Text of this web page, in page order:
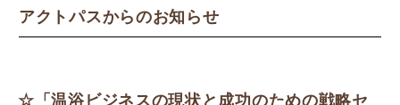
アクトパスからのお知らせ
☆「温浴ビジネスの現状と成功のための戦略セ